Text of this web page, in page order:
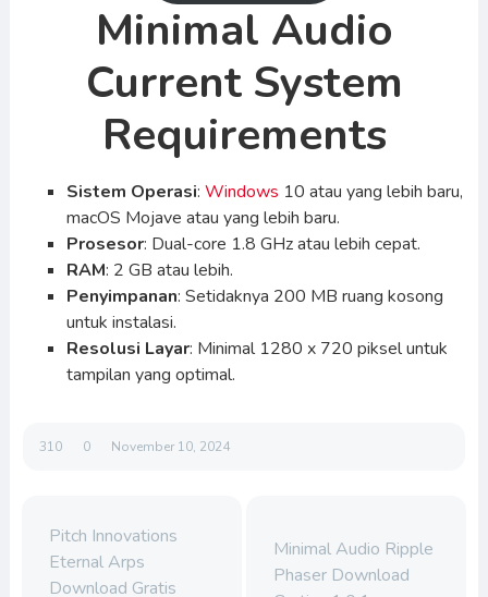
Minimal Audio
Current System
Requirements
Sistem Operasi: Windows 10 atau yang lebih baru,
macOS Mojave atau yang lebih baru.
Prosesor: Dual-core 1.8 GHz atau lebih cepat.
RAM: 2 GB atau lebih.
Penyimpanan: Setidaknya 200 MB ruang kosong
untuk instalasi.
Resolusi Layar: Minimal 1280 x 720 piksel untuk
tampilan yang optimal.
310 0 November 10, 2024
Pitch Innovations
Eternal Arps
Download Gratis
Minimal Audio Ripple
Phaser Download